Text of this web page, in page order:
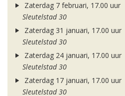
Zaterdag 7 februari, 17.00 uur
Sleutelstad 30
Zaterdag 31 januari, 17.00 uur
Sleutelstad 30
Zaterdag 24 januari, 17.00 uur
Sleutelstad 30
Zaterdag 17 januari, 17.00 uur
Sleutelstad 30